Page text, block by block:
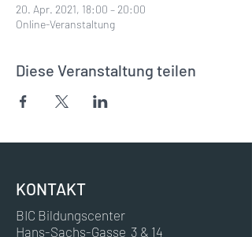
20. Apr. 2021, 18:00 – 20:00
Online-Veranstaltung
Diese Veranstaltung teilen
KONTAKT
BIC Bildungscenter
Hans-Sachs-Gasse 3 & 14